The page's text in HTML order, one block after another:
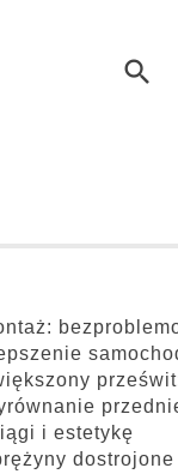
search
i estetykę